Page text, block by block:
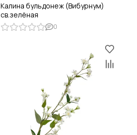
Калина бульдонеж (Вибурнум)
св.зелёная
0